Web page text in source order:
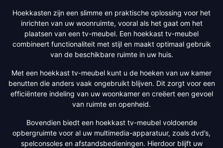
Hoekkasten zijn een slimme en praktische oplossing voor het
inrichten van uw woonruimte, vooral als het gaat om het
plaatsen van een tv-meubel. Een hoekkast tv-meubel
combineert functionaliteit met stijl en maakt optimaal gebruik
van de beschikbare ruimte in uw huis.
Met een hoekkast tv-meubel kunt u de hoeken van uw kamer
benutten die anders vaak ongebruikt blijven. Dit zorgt voor een
efficiëntere indeling van uw woonkamer en creëert een gevoel
van ruimte en openheid.
Bovendien biedt een hoekkast tv-meubel voldoende
opbergruimte voor al uw multimedia-apparatuur, zoals dvd’s,
spelconsoles en afstandsbedieningen. Hierdoor blijft uw